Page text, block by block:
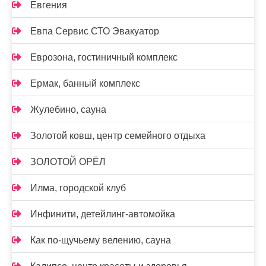
Евгения
Евпа Сервис СТО Эвакуатор
Еврозона, гостиничный комплекс
Ермак, банный комплекс
Жулебино, сауна
Золотой ковш, центр семейного отдыха
ЗОЛОТОЙ ОРЁЛ
Илма, городской клуб
Инфинити, детейлинг-автомойка
Как по-щучьему велению, сауна